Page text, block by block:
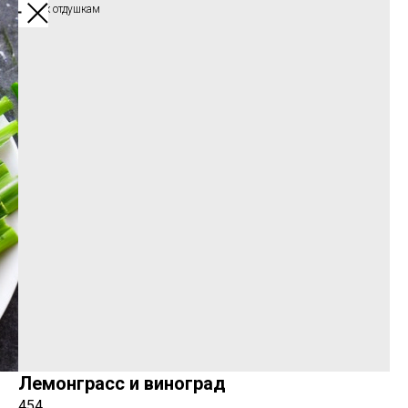
Обратно к отдушкам
Лемонграсс и виноград